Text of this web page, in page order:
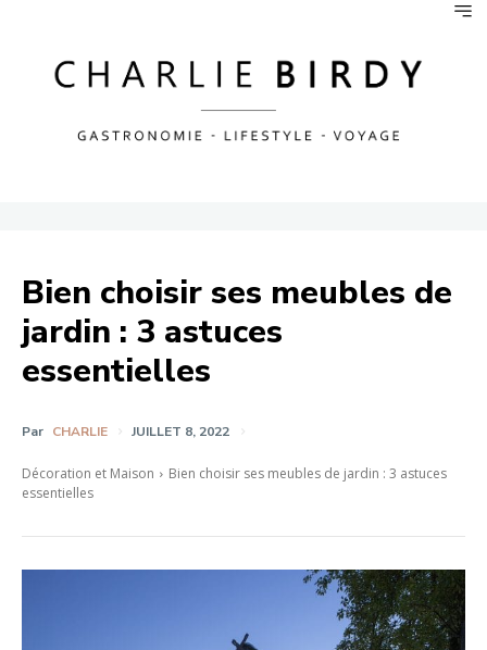
Bien choisir ses meubles de
jardin : 3 astuces
essentielles
Par CHARLIE JUILLET 8, 2022
Décoration et Maison
Bien choisir ses meubles de jardin : 3 astuces
essentielles